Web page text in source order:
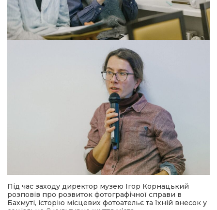
Під час заходу директор музею Ігор Корнацький
розповів про розвиток фотографічної справи в
Бахмуті, історію місцевих фотоательє та їхній внесок у